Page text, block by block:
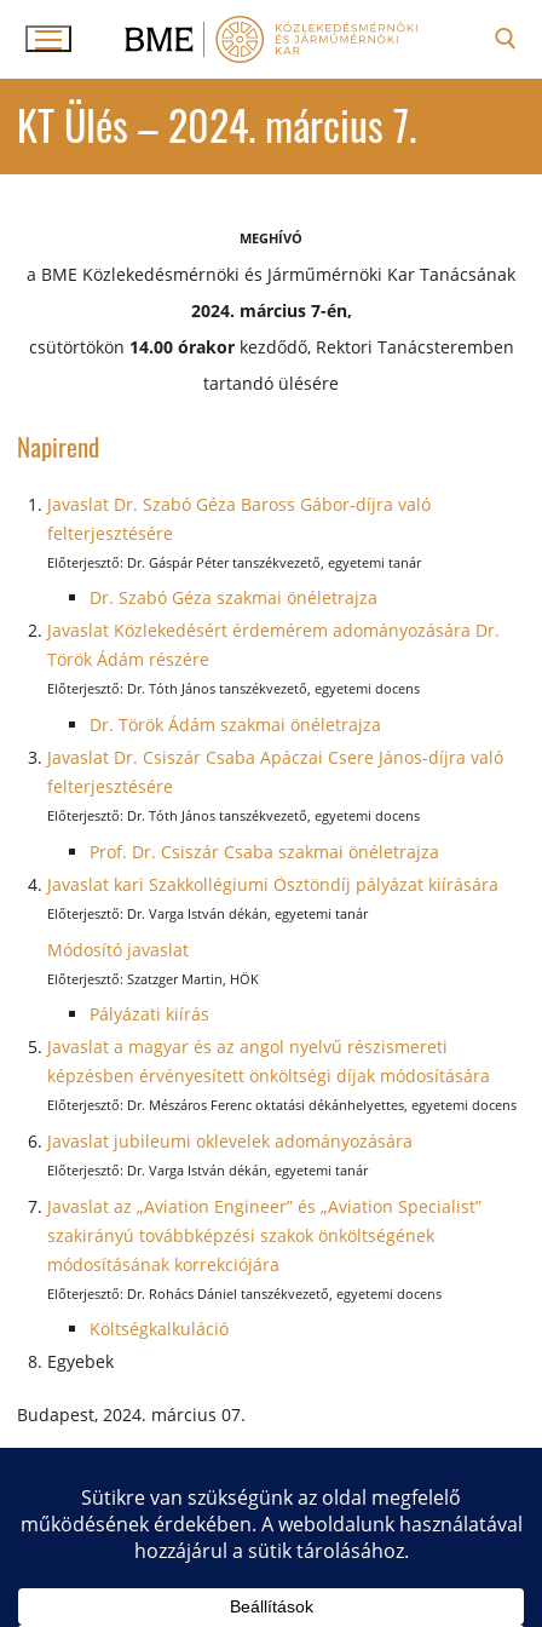
KT Ülés – 2024. március 7.
MEGHÍVÓ
a BME Közlekedésmérnöki és Járműmérnöki Kar Tanácsának
2024. március 7-én,
csütörtökön 14.00 órakorkezdődő, Rektori Tanácsteremben
tartandó ülésére
Napirend
Javaslat Dr. Szabó Géza Baross Gábor-díjra való
felterjesztésére
Dr. Gáspár Péter tanszékvezető, egyetemi tanár
Dr. Szabó Géza szakmai önéletrajza
Javaslat Közlekedésért érdemérem adományozására Dr.
Török Ádám részére
Dr. Tóth János tanszékvezető, egyetemi docens
Dr. Török Ádám szakmai önéletrajza
Javaslat Dr. Csiszár Csaba Apáczai Csere János-díjra való
felterjesztésére
Dr. Tóth János tanszékvezető, egyetemi docens
Prof. Dr. Csiszár Csaba szakmai önéletrajza
Javaslat kari Szakkollégiumi Ösztöndíj pályázat kiírására
Dr. Varga István dékán, egyetemi tanár
Módosító javaslat
Szatzger Martin, HÖK
Pályázati kiírás
Javaslat a magyar és az angol nyelvű részismereti
képzésben érvényesített önköltségi díjak módosítására
Dr. Mészáros Ferenc oktatási dékánhelyettes, egyetemi docens
Javaslat jubileumi oklevelek adományozására
Dr. Varga István dékán, egyetemi tanár
Javaslat az „Aviation Engineer” és „Aviation Specialist”
szakirányú továbbképzési szakok önköltségének
módosításának korrekciójára
Dr. Rohács Dániel tanszékvezető, egyetemi docens
Költségkalkuláció
Egyebek
Budapest, 2024. március 07.
dékán
Copyright © 2026 Közlekedésmérnöki és Járműmérnöki Kar